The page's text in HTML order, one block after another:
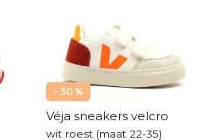
- 30 %
Véja sneakers velcro
wit roest (maat 22-35)